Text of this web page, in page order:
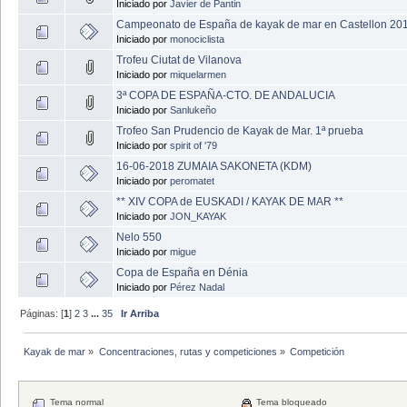
Iniciado por Javier de Pantin
Campeonato de España de kayak de mar en Castellon
Iniciado por monociclista
Trofeu Ciutat de Vilanova
Iniciado por miquelarmen
3ª COPA DE ESPAÑA-CTO. DE ANDALUCIA
Iniciado por Sanlukeño
Trofeo San Prudencio de Kayak de Mar. 1ª prueba
Iniciado por spirit of '79
16-06-2018 ZUMAIA SAKONETA (KDM)
Iniciado por peromatet
** XIV COPA de EUSKADI / KAYAK DE MAR **
Iniciado por JON_KAYAK
Nelo 550
Iniciado por migue
Copa de España en Dénia
Iniciado por Pérez Nadal
Páginas: [1]2 3 ...35 Ir Arriba
Kayak de mar » Concentraciones, rutas y competiciones » Competición
Tema normal Tema bloqueado